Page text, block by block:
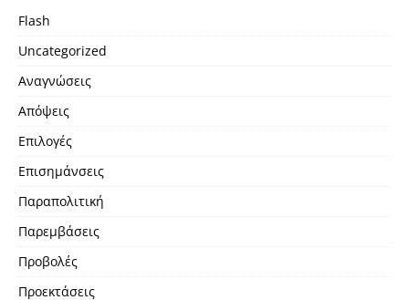
Flash
Uncategorized
Αναγνώσεις
Απόψεις
Επιλογές
Επισημάνσεις
Παραπολιτική
Παρεμβάσεις
Προβολές
Προεκτάσεις